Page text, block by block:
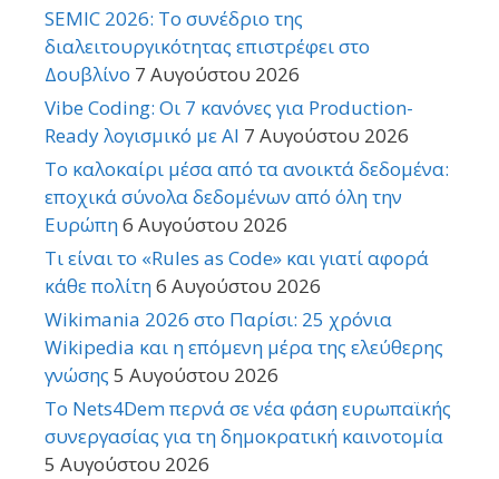
SEMIC 2026: Το συνέδριο της
διαλειτουργικότητας επιστρέφει στο
Δουβλίνο 7 Αυγούστου 2026
Vibe Coding: Οι 7 κανόνες για Production-
Ready λογισμικό με AI 7 Αυγούστου 2026
Το καλοκαίρι μέσα από τα ανοικτά δεδομένα:
εποχικά σύνολα δεδομένων από όλη την
Ευρώπη6 Αυγούστου 2026
Τι είναι το «Rules as Code» και γιατί αφορά
κάθε πολίτη6 Αυγούστου 2026
Wikimania 2026 στο Παρίσι: 25 χρόνια
Wikipedia και η επόμενη μέρα της ελεύθερης
γνώσης 5 Αυγούστου 2026
Το Nets4Dem περνά σε νέα φάση ευρωπαϊκής
συνεργασίας για τη δημοκρατική καινοτομία
5 Αυγούστου 2026